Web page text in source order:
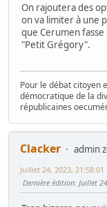
On rajoutera des
on va limiter à une
que Cerumen
"Petit Grégory".
Pour le débat citoyen
démocratique de la
républicaines
Clacker
admin
Juillet 24, 2023, 21:58:01
Dernière édition: Juillet